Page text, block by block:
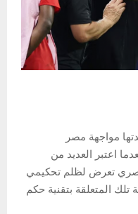
مواجهة مصر
اعتبر العديد من
تعرض لظلم تحكيمي
المتعلقة بتقنية حكم